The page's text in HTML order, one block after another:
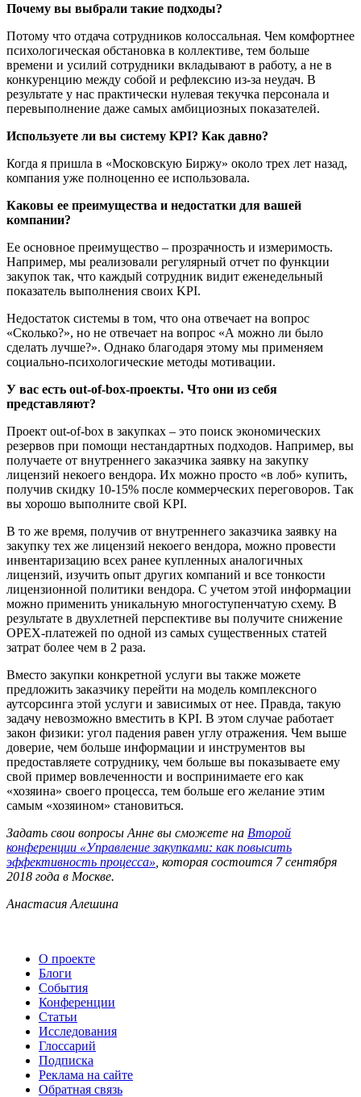
Почему вы выбрали такие подходы?
Потому что отдача сотрудников колоссальная. Чем комфортнее
психологическая обстановка в коллективе, тем больше
времени и усилий сотрудники вкладывают в работу, а не в
конкуренцию между собой и рефлексию из-за неудач. В
результате у нас практически нулевая текучка персонала и
перевыполнение даже самых амбициозных показателей.
Используете ли вы систему KPI? Как давно?
Когда я пришла в «Московскую Биржу» около трех лет назад,
компания уже полноценно ее использовала.
Каковы ее преимущества и недостатки для вашей
компании?
Ее основное преимущество – прозрачность и измеримость.
Например, мы реализовали регулярный отчет по функции
закупок так, что каждый сотрудник видит еженедельный
показатель выполнения своих KPI.
Недостаток системы в том, что она отвечает на вопрос
«Сколько?», но не отвечает на вопрос «А можно ли было
сделать лучше?». Однако благодаря этому мы применяем
социально-психологические методы мотивации.
У вас есть out-of-box-проекты. Что они из себя
представляют?
Проект out-of-box в закупках – это поиск экономических
резервов при помощи нестандартных подходов. Например, вы
получаете от внутреннего заказчика заявку на закупку
лицензий некоего вендора. Их можно просто «в лоб» купить,
получив скидку 10-15% после коммерческих переговоров. Так
вы хорошо выполните свой KPI.
В то же время, получив от внутреннего заказчика заявку на
закупку тех же лицензий некоего вендора, можно провести
инвентаризацию всех ранее купленных аналогичных
лицензий, изучить опыт других компаний и все тонкости
лицензионной политики вендора. С учетом этой информации
можно применить уникальную многоступенчатую схему. В
результате в двухлетней перспективе вы получите снижение
OPEX-платежей по одной из самых существенных статей
затрат более чем в 2 раза.
Вместо закупки конкретной услуги вы также можете
предложить заказчику перейти на модель комплексного
аутсорсинга этой услуги и зависимых от нее. Правда, такую
задачу невозможно вместить в KPI. В этом случае работает
закон физики: угол падения равен углу отражения. Чем выше
доверие, чем больше информации и инструментов вы
предоставляете сотруднику, чем больше вы показываете ему
свой пример вовлеченности и воспринимаете его как
«хозяина» своего процесса, тем больше его желание этим
самым «хозяином» становиться.
Задать свои вопросы Анне вы сможете на Второй
конференции «Управление закупками: как повысить
эффективность процесса» , которая состоится 7 сентября
2018 года в Москве.
Анастасия Алешина
О проекте
Блоги
События
Конференции
Статьи
Исследования
Глоссарий
Подписка
Реклама на сайте
Обратная связь